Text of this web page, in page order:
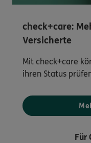
check+care:
Versicherte
Mit check+care
ihren Status
Für